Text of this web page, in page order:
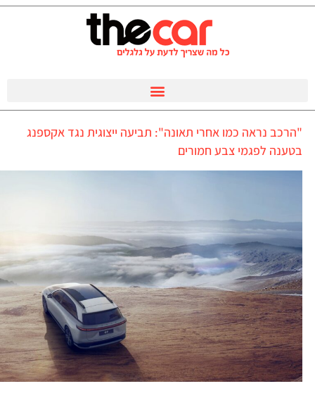
"הרכב נראה כמו אחרי תאונה": תביעה ייצוגית נגד אקספנג
בטענה לפגמי צבע חמורים